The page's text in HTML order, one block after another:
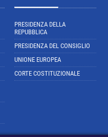
PRESIDENZA DELLA
REPUBBLICA
PRESIDENZA DEL CONSIGLIO
UNIONE EUROPEA
CORTE COSTITUZIONALE